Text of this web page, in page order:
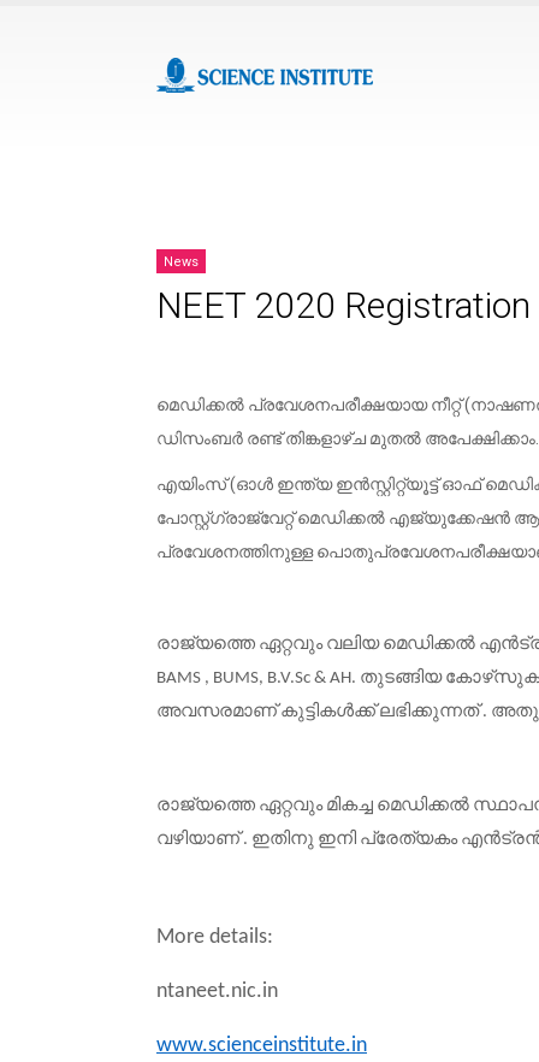
News
NEET 2020
മെഡിക്കൽ പ്രവേശനപരീക്ഷയായ നീറ്റ്
ഡിസംബര്‍ രണ്ട്‌ തിങ്കളാഴ്ച മുതൽ അപേക്ഷിക്കാം.
എയിംസ് (ഓൾ ഇന്ത്യ ഇൻസ്റ്റിറ്റ്യൂട്ട് ഓഫ്
പോസ്റ്റ്ഗ്രാജ്വേറ്റ് മെഡിക്കൽ എജ്യുക്കേഷൻ
പ്രവേശനത്തിനുള്ള പൊതുപ്രവേശനപരീക്ഷയാണ്
രാജ്യത്തെ ഏറ്റവും വലിയ മെഡിക്കൽ
BAMS , BUMS, B.V.Sc & AH. തുടങ്ങിയ കോഴ്
അവസരമാണ്കുട്ടികൾക്ക്ലഭിക്കുന്നത്.
രാജ്യത്തെ ഏറ്റവും മികച്ച മെഡിക്കൽ
വഴിയാണ്. ഇതിനു ഇനി പ്രേത്യകം
More details:
ntaneet.nic.in
www.scienceinstitute.in